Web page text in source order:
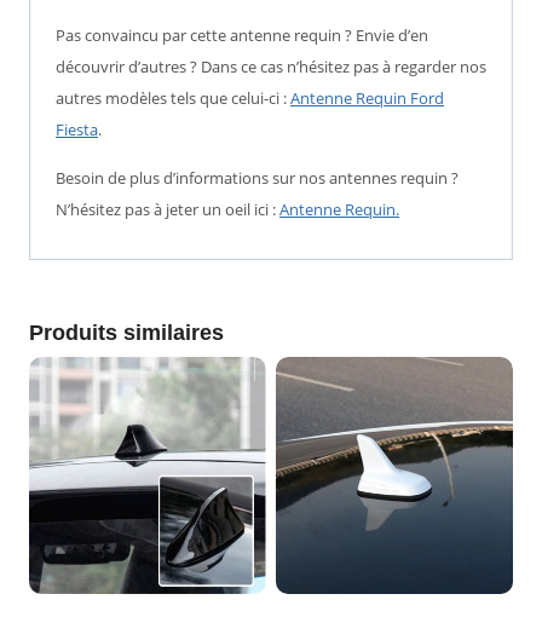
Pas convaincu par cette antenne requin ? Envie d’en
découvrir d’autres ? Dans ce cas n’hésitez pas à regarder nos
autres modèles tels que celui-ci :Antenne Requin Ford
Fiesta.
Besoin de plus d’informations sur nos antennes requin ?
N’hésitez pas à jeter un oeil ici :Antenne Requin.
Produits similaires